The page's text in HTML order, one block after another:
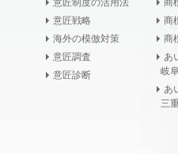
意匠制度の活用法
意匠戦略
海外の模倣対策
意匠調査
意匠診断
商
商
商
あ
岐
あ
三